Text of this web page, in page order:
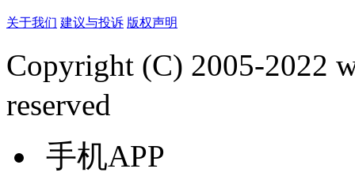
关于我们 建议与投诉 版权声明
Copyright (C) 2005-2022
reserved
手机APP